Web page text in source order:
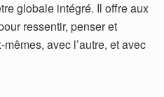
globale intégré. Il offre aux
ressentir, penser et
avec l’autre, et avec